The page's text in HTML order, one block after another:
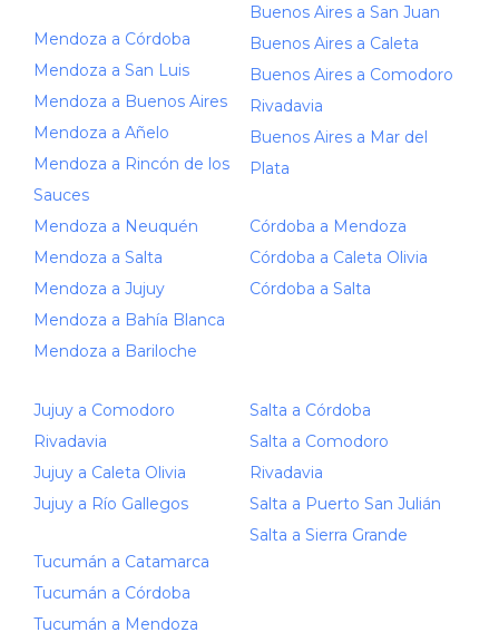
Mendoza a Córdoba
Mendoza a San Luis
Mendoza a Buenos Aires
Mendoza a Añelo
Mendoza a Rincón de los
Sauces
Mendoza a Neuquén
Mendoza a Salta
Mendoza a Jujuy
Mendoza a Bahía Blanca
Mendoza a Bariloche
Buenos Aires a San Juan
Buenos Aires a Caleta
Buenos Aires a Comodoro
Rivadavia
Buenos Aires a Mar del
Plata
Córdoba a Mendoza
Córdoba a Caleta Olivia
Córdoba a Salta
Jujuy a Comodoro
Rivadavia
Jujuy a Caleta Olivia
Jujuy a Río Gallegos
Tucumán a Catamarca
Tucumán a Córdoba
Tucumán a Mendoza
Salta a Córdoba
Salta a Comodoro
Rivadavia
Salta a Puerto San Julián
Salta a Sierra Grande